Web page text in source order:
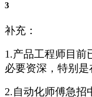
3
补充：
1.产品工程师目前
必要资深，特别是
2.自动化师傅急